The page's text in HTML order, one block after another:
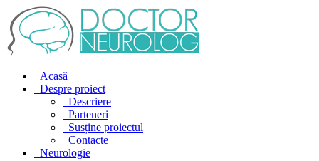
Acasă
Despre proiect
Descriere
Parteneri
Susține proiectul
Contacte
Neurologie